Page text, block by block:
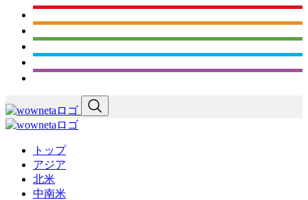
トップ
アジア
北米
中南米